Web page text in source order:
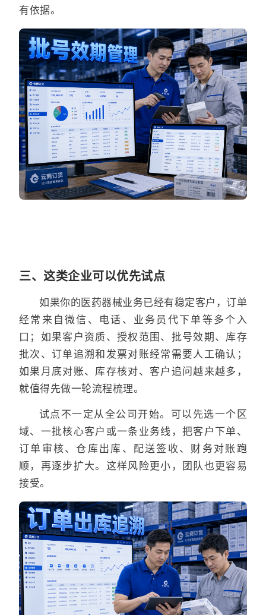
有依据。
三、这类企业可以优先试点
如果你的医药器械业务已经有稳定客户，订单
经常来自微信、电话、业务员代下单等多个入
口；如果客户资质、授权范围、批号效期、库存
批次、订单追溯和发票对账经常需要人工确认；
如果月底对账、库存核对、客户追问越来越多，
就值得先做一轮流程梳理。
试点不一定从全公司开始。可以先选一个区
域、一批核心客户或一条业务线，把客户下单、
订单审核、仓库出库、配送签收、财务对账跑
顺，再逐步扩大。这样风险更小，团队也更容易
接受。